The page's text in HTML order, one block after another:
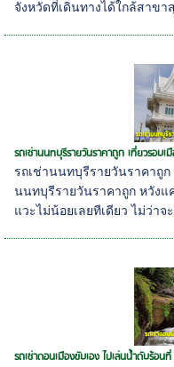
จังหวัดที่เดินทางได้ใกล้สาข
รถเช่านนทบุรีรายวันราคาถูก เที่ยวรอบเ
รถเช่านนทบุรีรายวันราคาถูก
นนทบุรีรายวันราคาถูก หวังแ
แวะไม่น้อยเลยทีเดียว ไม่ว่าจ
รถเช่าดอนเมืองขับเอง ไปเล่นน้ำดับร้อน